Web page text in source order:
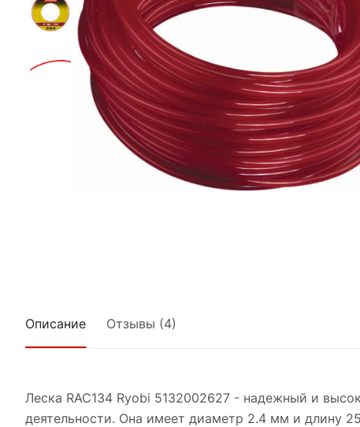
Описание Отзывы (4)
Леска RAC134 Ryobi 5132002627 - надежный и
деятельности. Она имеет диаметр 2.4 мм и длину